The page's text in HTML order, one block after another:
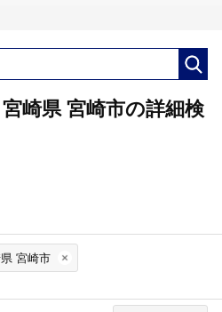
崎県 宮崎市の詳細検
宮崎市